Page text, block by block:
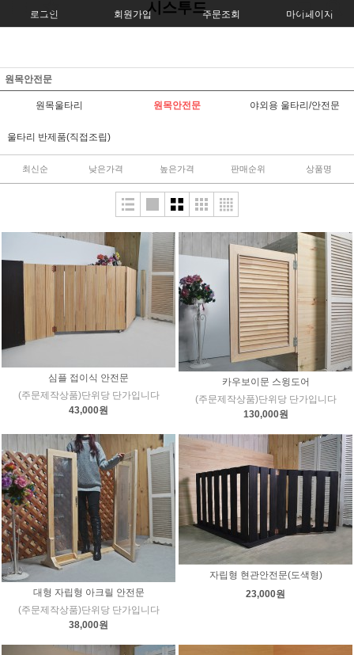
로그인 회원가입 주문조회 마이페이지
시스투드
원목안전문
원목울타리 원목안전문 야외용 울타리/안전문
울타리 반제품(직접조립)
최신순 낮은가격 높은가격 판매순위 상품명
심플 접이식 안전문
(주문제작상품)단위당 단가입니다
43,000원
카우보이문 스윙도어
(주문제작상품)단위당 단가입니다
130,000원
대형 자립형 아크릴 안전문
(주문제작상품)단위당 단가입니다
38,000원
자립형 현관안전문(도색형)
23,000원